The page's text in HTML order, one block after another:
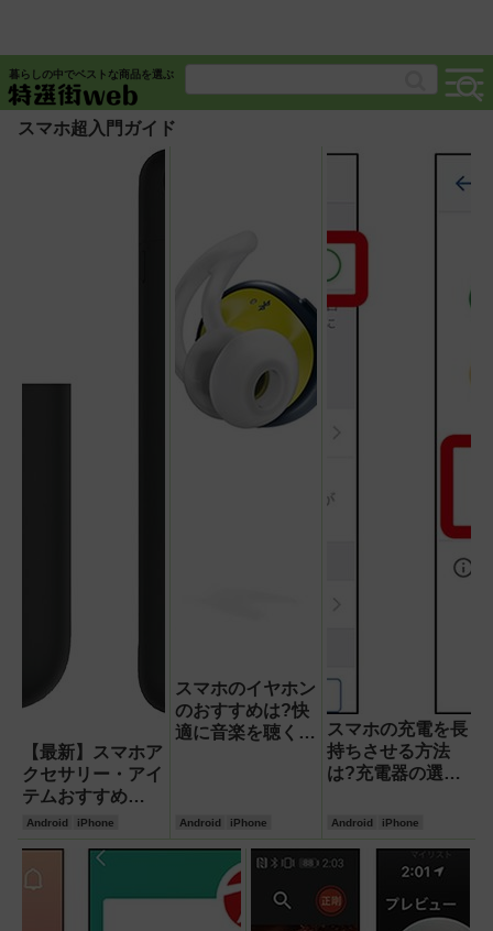
暮らしの中でベストな商品を選ぶ
スマホ超入門ガイド
【最新】スマホア
クセサリー・アイ
テムおすすめ
BEST8はコレ
Android iPhone
スマホのイヤホン
のおすすめは?快
適に音楽を聴くな
Android iPhone
スマホの充電を長
持ちさせる方法
は?充電器の選び
Android iPhone